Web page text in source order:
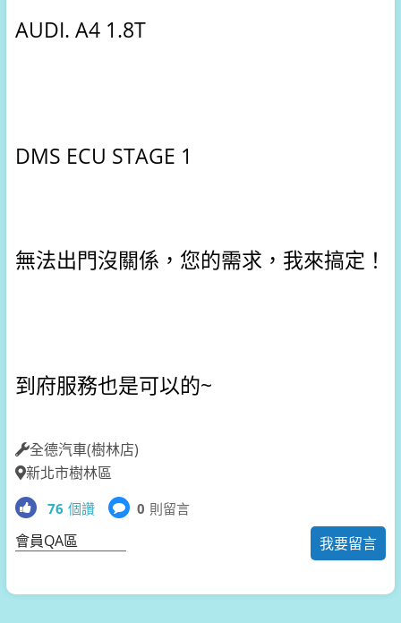
AUDI. A4 1.8T
DMS ECU STAGE 1
無法出門沒關係，您的需求，我來搞定！
到府服務也是可以的~
全德汽車(樹林店)
新北市樹林區
76 個讚 0 則留言
我要留言
會員QA區